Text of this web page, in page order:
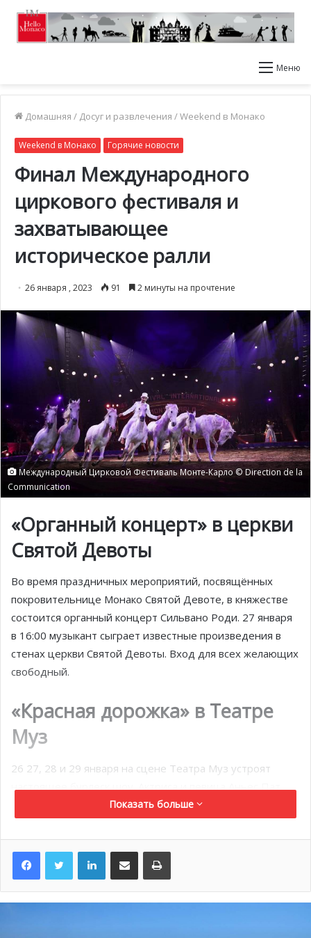
Меню
Домашняя / Досуг и развлечения /Weekend в Монако
Weekend в Монако Горячие новости
Финал Международного
циркового фестиваля и
захватывающее
историческое ралли
26 января , 2023 91 2 минуты на прочтение
Международный Цирковой Фестиваль Монте-Карло © Direction de la
Communication
«Органный концерт» в церкви
Святой Девоты
Во время праздничных мероприятий, посвящённых
покровительнице Монако Святой Девоте, в княжестве
состоится органный концерт Сильвано Роди. 27 января
в 16:00 музыкант сыграет известные произведения в
стенах церкви Святой Девоты. Вход для всех желающих
свободный.
«Красная дорожка» в Театре
Муз
26 27, 28 и 29 января на сцене Театра Муз устроят
расскажет историю своей жизни и выступит с яркими
музыкальными номерами. В этом невероятном
представлении смешались разные танцевальные и
музыкальные жанры: опера, чечетка, шоу с хула-хупом,
фортепианная музыка, средневековое укулеле и
сатирические тексты. Организаторы бесплатно
Показать больше
LinkedInПоделиться по электронной почте Распечатать